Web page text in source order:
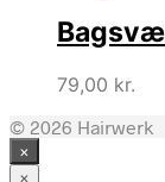
79,00 kr.
© 2026 Hairwerk
×
×